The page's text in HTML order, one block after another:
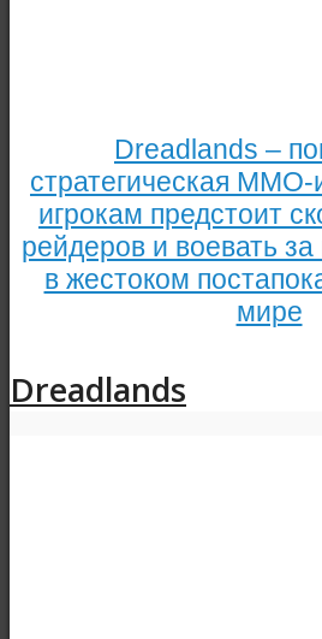
Dreadlands –
стратегическая ММО-
игрокам предстоит
рейдеров и воевать
в жестоком
мире
Dreadlands